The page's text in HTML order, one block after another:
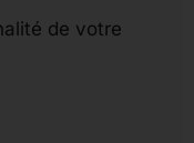
de votre